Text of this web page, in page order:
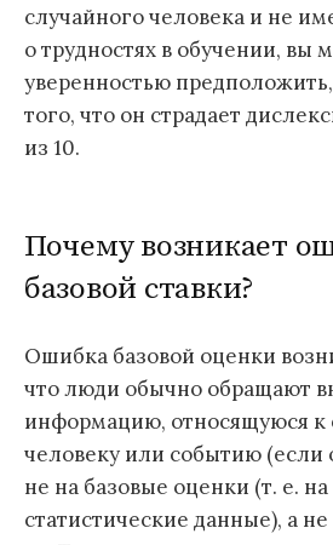
случайного человека и не
о трудностях в обучении, вы
уверенностью предположить,
того, что он страдает
из 10.
Почему возникает
базовой ставки?
Ошибка базовой оценки
что люди обычно обращают
информацию, относящуюся к
человеку или событию (если
не на базовые оценки (т. е.
статистические данные), а